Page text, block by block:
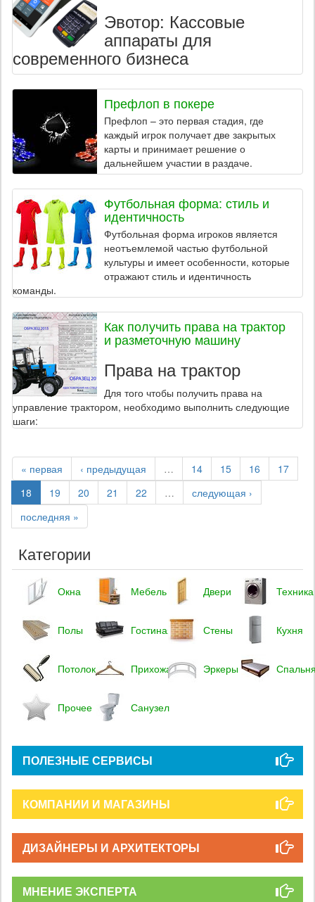
Эвотор: Кассовые
аппараты для
современного бизнеса
Префлоп в покере
Префлоп – это первая стадия, где
каждый игрок получает две закрытых
карты и принимает решение о
дальнейшем участии в раздаче.
Футбольная форма: стиль и
идентичность
Футбольная форма игроков является
неотъемлемой частью футбольной
культуры и имеет особенности, которые
отражают стиль и идентичность
команды.
Как получить права на трактор
и разметочную машину
Права на трактор
Для того чтобы получить права на
управление трактором, необходимо выполнить следующие
шаги:
« первая ‹ предыдущая … 14 15 16
17
18
19 20 21 22 …
следующая ›
последняя »
Категории
Окна Мебель Двери Техника
Полы Гостиная Стены Кухня
Потолок Прихожая Эркеры
Прочее Санузел
ПОЛЕЗНЫЕ СЕРВИСЫ
КОМПАНИИ И МАГАЗИНЫ
ДИЗАЙНЕРЫ И АРХИТЕКТОРЫ
МНЕНИЕ ЭКСПЕРТА